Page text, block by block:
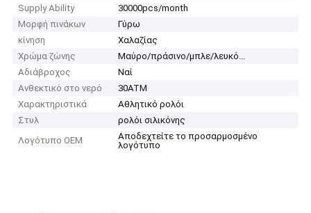
Supply Ability
30000pcs/month
Μορφή πινάκων
Γύρω
κίνηση
Χαλαζίας
Χρώμα ζώνης
Μαύρο/πράσινο/μπλε/λευκό...
Αδιάβροχος
Ναί
Ανθεκτικό στο νερό
30ATM
Χαρακτηριστικά
Αθλητικό ρολόι
Στυλ
ρολόι σιλικόνης
Λογότυπο OEM
Αποδεχτείτε το προσαρμοσμένο
λογότυπο